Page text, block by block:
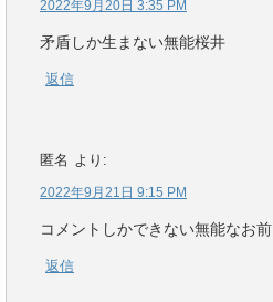
2022年9月20日 3:35 PM
矛盾しか生まない無能桜井
返信
匿名 より:
2022年9月21日 9:15 PM
コメントしかできない無能なお前
返信